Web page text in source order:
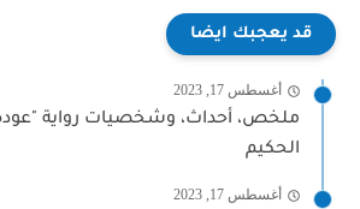
قد يعجبك ايضا
أغسطس 17, 2023
ملخص، أحداث، وشخصيات رواية "عودة
الحكيم
أغسطس 17, 2023